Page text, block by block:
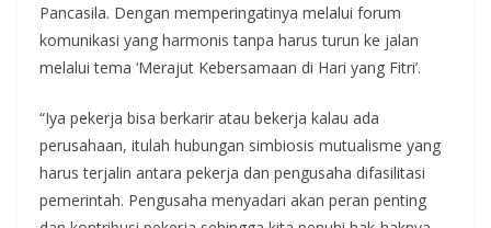
Pancasila. Dengan memperingatinya melalui forum
komunikasi yang harmonis tanpa harus turun ke jalan
melalui tema ‘Merajut Kebersamaan di Hari yang Fitri’.
“Iya pekerja bisa berkarir atau bekerja kalau ada
perusahaan, itulah hubungan simbiosis mutualisme yang
harus terjalin antara pekerja dan pengusaha difasilitasi
pemerintah. Pengusaha menyadari akan peran penting